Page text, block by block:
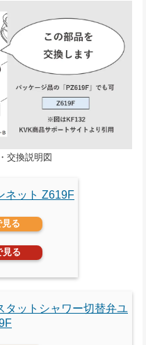
交換説明図
ネット Z619F
る
見る
タットシャワー切替弁ユ